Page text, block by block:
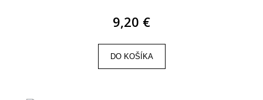
9,20 €
DO KOŠÍKA